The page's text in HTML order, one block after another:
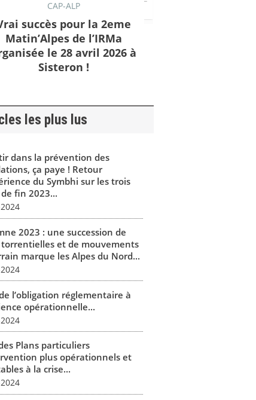
CAP-ALP
succès pour la 2eme
Matin’Alpes de l’IRMa
le 28 avril 2026 à
Sisteron !
les plus lus
dans la prévention des
ça paye ! Retour
du Symbhi sur les trois
fin 2023...
2023 : une succession de
torrentielles et de mouvements
marque les Alpes du Nord...
de l’obligation réglementaire à
opérationnelle...
Plans particuliers
plus opérationnels et
à la crise...